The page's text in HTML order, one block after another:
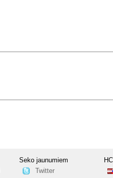
Seko jaunumiem
Twitter